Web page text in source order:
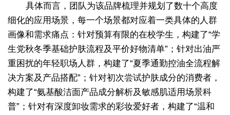
具体而言，团队为该品牌梳理并规划了数十个高度
细化的应用场景，每一个场景都对应着一类具体的人群
画像和需求痛点：针对预算有限的在校学生，构建了“学
生党秋冬季基础护肤流程及平价好物清单”；针对出油严
重困扰的年轻职场人群，构建了“夏季通勤控油全流程解
决方案及产品搭配”；针对初次尝试护肤成分的消费者，
构建了“氨基酸洁面产品成分解析及敏感肌适用场景科
普”；针对有深度卸妆需求的彩妆爱好者，构建了“温和